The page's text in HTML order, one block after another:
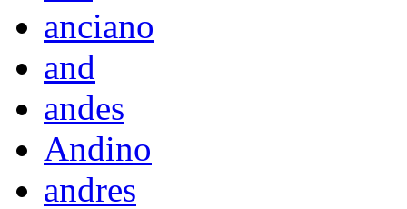
anciano
and
andes
Andino
andres